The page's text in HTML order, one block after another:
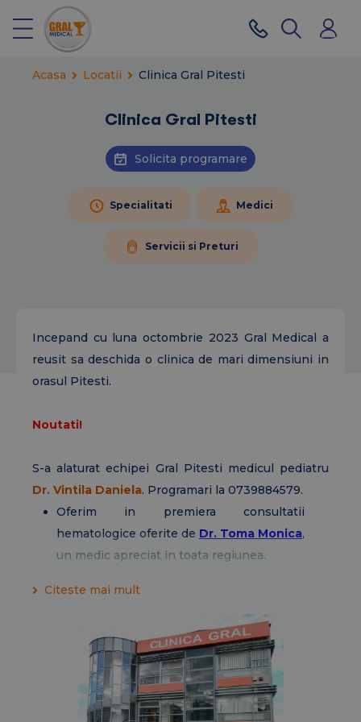
Acasa Locatii Clinica Gral Pitesti
Clinica Gral Pitesti
Solicita programare
Specialitati Medici
Servicii si Preturi
Incepand cu luna octombrie 2023 Gral Medical a
reusit sa deschida o clinica de mari dimensiuni in
orasul Pitesti.
Noutati!
S-a alaturat echipei Gral Pitesti medicul pediatru
Dr. Vintila Daniela. Programari la 0739884579.
Oferim in premiera consultatii
hematologice oferite de Dr. Toma Monica,
un medic apreciat in toata regiunea.
investigatiilor ecografice sunt efectuate cu
S-a alaturat echipei Gral Pitesti medicul
ortopedDr. Ciobanu Eduard.
Programari
0739-884.579.
Dr. Ionut Sandu, medic primar chirurgie
Citeste mai mult